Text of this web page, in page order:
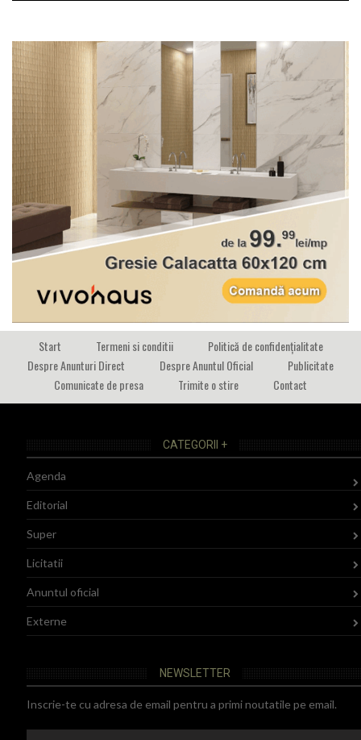
Start Termeni si conditii
Politică de confidențialitate
Despre Anunturi Direct
Despre Anuntul Oficial
Publicitate
Comunicate de presa
Trimite o stire Contact
CATEGORII +
Agenda
Editorial
Super
Licitatii
Anuntul oficial
Externe
NEWSLETTER
Inscrie-te cu adresa de email pentru a primi noutatile pe email.